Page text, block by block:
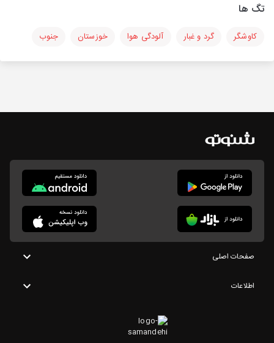
تگ ها
کاوشگر گرد و غبار آلودگی هوا خوزستان جنوب
صفحات اصلی
اطلاعات